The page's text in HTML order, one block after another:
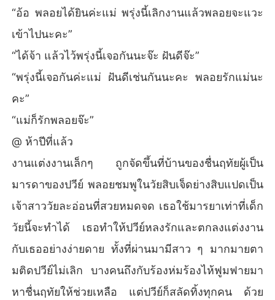
ปวีย์ค่อยๆ วางพลอยชมพูลงบนเตียงอย่างเบามือ พร้อมทิ้งกายท
าบทับลงมา มือประคองใบหน้าของเธอ เพียงสบตากันก็รู้ความ
ต้องการที่ไม่อาจซ่อนไว้ได้อีกแล้ว เขาใช้ริมฝีปากจุมพิตลงบน
หน้าผาก เปลือกตา และไล่ลงมายังริมฝีปากของเธอ หยอกเย้า
อ้อยอิ่งดูดดึงอยู่ที่ริมฝีปากบางเป็นนานสองนาน รสจุมพิตหวาน
ละมุนทำให้พลอยชมพูเคลิบเคลิ้ม เธอไร้เรี่ยวแรง อ่อนระทวย ช่
องท้องหวามหวิว ทำได้เพียงปล่อยให้เขาเป็นผู้นำทางตามจังห
วะที่เขากำหนด เมื่อเธอเริ่มหอบและหายใจไม่ทัน เขาจึงผละริม
ฝีปากออกห่าง แล้วใช้ริมฝีปากไล่จุมพิตลงมายังซอกคอ และซุก
ไซร้ดอกอมกลิ่นกายสาวอยู่ตรงนั้นเป็นนานสองนาน จนคนอ่อ
นประสบการณ์อ่อนระทวยราวขี้ผึ้งถูกลนไฟ แต่ปวีย์ไม่คิดหยุด เ
ขาค่อยๆ เอามือสอดเข้าใต้ชายเสื้อนอนลายการ์ตูนของเธอแล้
วค่อยไปไต่ขึ้นมาถึงเต้าอวบ ใช้มือบีบเบาๆ เล็กน้อย แล้วค่อยๆเ
อื้อมมือไปปลดตะขอเสื้อในด้านหลัง พลอยชมพูไม่รู้ว่าจริงๆ ว่า
เขามีกี่มือเขาทำทุกอย่างได้เร็วมาก เผลอเคลิ้มไปแป็บเดียว รู้ตั
วอีกทีตอนนี้เธอนอนตัวเปล่าเปลือยอยู่บนเตียง ในขณะที่เขายัง
มีเสื้อผ้าอยู่ครบ
พลอยชมพูเอามือข้างหนึ่งปิดหน้าอก อีกข้างหนึ่งปิดส่วนล่าง แ
ละส่งสายตามองเขา ที่ตอนนี้กำลังนั่งคุกเข่ามองเธออยู่ที่ปลายเ
ตียง เขาเป็นผู้ชายคนแรกที่เห็นเธอเปลือยเปล่า
“พีปีย์พลอยอาย”
“อ้อ พลอยได้ยินค่ะแม่ พรุ่งนี้เลิกงานแล้วพลอยจะแวะ
เข้าไปนะคะ”
“ได้จ้า แล้วไว้พรุ่งนี้เจอกันนะจ๊ะ ฝันดีจ๊ะ”
“พรุ่งนี้เจอกันค่ะแม่ ฝันดีเช่นกันนะคะ พลอยรักแม่นะ
คะ”
“แม่ก็รักพลอยจ๊ะ”
@ ห้าปีที่แล้ว
งานแต่งงานเล็กๆ ถูกจัดขึ้นที่บ้านของชื่นฤทัยผู้เป็น
มารดาของปวีย์ พลอยชมพูในวัยสิบเจ็ดย่างสิบแปดเป็น
เจ้าสาววัยละอ่อนที่สวยหมดจด เธอใช้มารยาเท่าที่เด็ก
วัยนี้จะทำได้ เธอทำให้ปวีย์หลงรักและตกลงแต่งงาน
กับเธออย่างง่ายดาย ทั้งที่ผ่านมามีสาว ๆ มากมายตา
มติดปวีย์ไม่เลิก บางคนถึงกับร้องห่มร้องไห้ฟูมฟายมา
หาชื่นฤทัยให้ช่วยเหลือ แต่ปวีย์ก็สลัดทิ้งทุกคน ด้วย